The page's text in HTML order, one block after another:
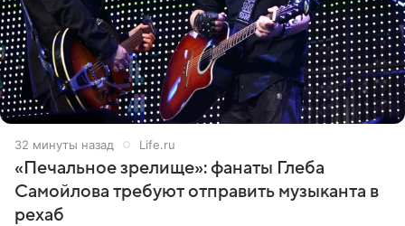
32 минуты назад Life.ru
«Печальное зрелище»: фанаты Глеба
Самойлова требуют отправить музыканта в
рехаб